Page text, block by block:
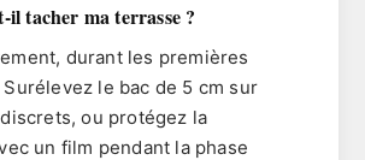
il tacher ma terrasse ?
durant les premières
le bac de 5 cm sur
ou protégez la
un film pendant la phase